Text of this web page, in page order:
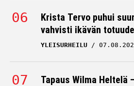
Krista Tervo puhui
vahvisti ikävän
YLEISURHEILU
Tapaus Wilma Heltelä